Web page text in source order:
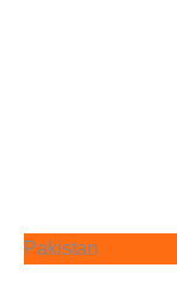
Pakistan